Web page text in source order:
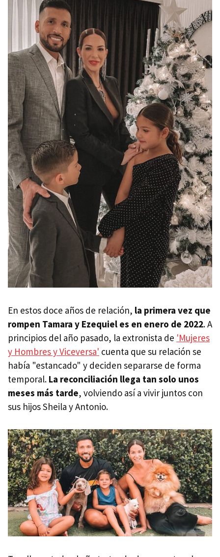
En estos doce años de relación, la primera vez que
rompen Tamara y Ezequiel es en enero de 2022. A
principios del año pasado, la extronista de 'Mujeres
y Hombres y Viceversa' cuenta que su relación se
había "estancado" y deciden separarse de forma
temporal. La reconciliación llega tan solo unos
meses más tarde, volviendo así a vivir juntos con
sus hijos Sheila y Antonio.